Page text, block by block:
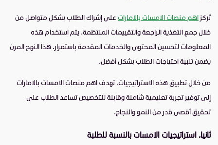
تُركز اهم منصات الامسات بالامارات على إشراك الطلاب بشكل متواصل من
خلال جمع التغذية الراجعة والتقييمات المنتظمة. يتم استخدام هذه
المعلومات لتحسين المحتوى والخدمات المقدمة باستمرار. هذا النهج المرن
يضمن تلبية احتياجات الطلاب بشكل أفضل.
من خلال تطبيق هذه الاستراتيجيات، تهدف اهم منصات الامسات بالامارات
إلى توفير تجربة تعليمية شاملة وقابلة للتخصيص تساعد الطلاب على
تحقيق أقصى قدر من النمو والنجاح.
ثانيا، استراتيجيات الامسات بالنسبة للطلبة